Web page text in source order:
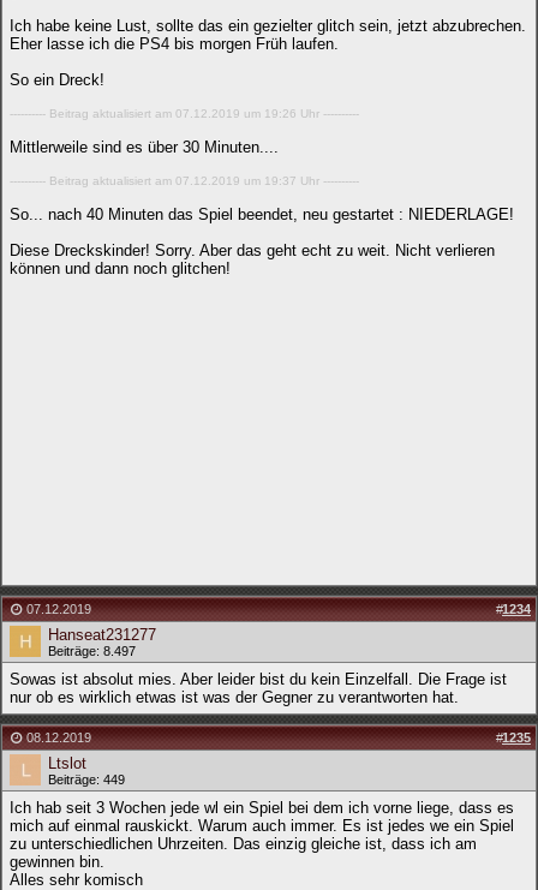
Ich habe keine Lust, sollte das ein gezielter glitch sein, jetzt abzubrechen.
Eher lasse ich die PS4 bis morgen Früh laufen.
So ein Dreck!
---------- Beitrag aktualisiert am 07.12.2019 um 19:26 Uhr ----------
Mittlerweile sind es über 30 Minuten....
---------- Beitrag aktualisiert am 07.12.2019 um 19:37 Uhr ----------
So... nach 40 Minuten das Spiel beendet, neu gestartet : NIEDERLAGE!
Diese Dreckskinder! Sorry. Aber das geht echt zu weit. Nicht verlieren
können und dann noch glitchen!
07.12.2019 #1234
Hanseat231277
Beiträge: 8.497
Sowas ist absolut mies. Aber leider bist du kein Einzelfall. Die Frage ist
nur ob es wirklich etwas ist was der Gegner zu verantworten hat.
08.12.2019 #1235
Ltslot
Beiträge: 449
Ich hab seit 3 Wochen jede wl ein Spiel bei dem ich vorne liege, dass es
mich auf einmal rauskickt. Warum auch immer. Es ist jedes we ein Spiel
zu unterschiedlichen Uhrzeiten. Das einzig gleiche ist, dass ich am
gewinnen bin.
Alles sehr komisch